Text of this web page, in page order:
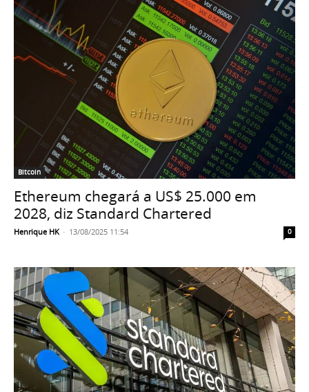
Bitcoin
Ethereum chegará a US$ 25.000 em
2028, diz Standard Chartered
Henrique HK - 13/08/2025 11:54 0